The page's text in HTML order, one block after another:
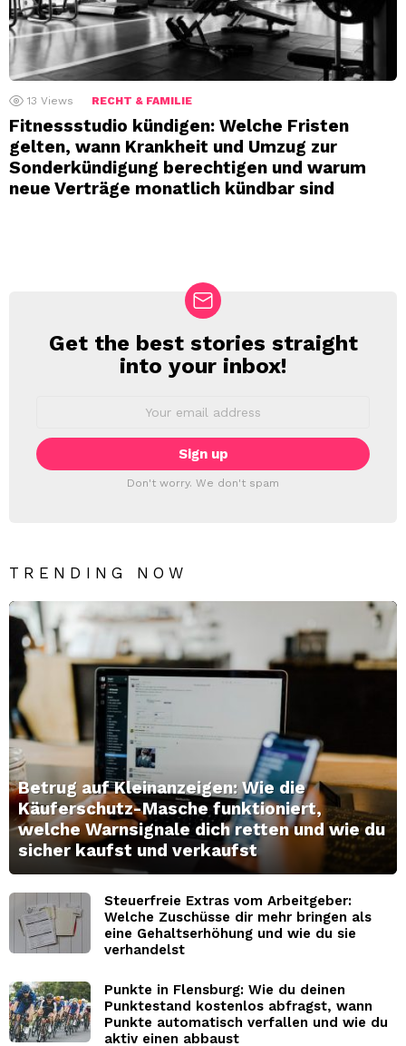
13 Views RECHT & FAMILIE
Fitnessstudio kündigen: Welche Fristen
gelten, wann Krankheit und Umzug zur
Sonderkündigung berechtigen und warum
neue Verträge monatlich kündbar sind
NEWSLETTER
Get the best stories straight
into your inbox!
Don't worry. We don't spam
TRENDING NOW
Betrug auf Kleinanzeigen: Wie die
Käuferschutz-Masche funktioniert,
welche Warnsignale dich retten und wie du
sicher kaufst und verkaufst
Steuerfreie Extras vom Arbeitgeber:
Welche Zuschüsse dir mehr bringen als
eine Gehaltserhöhung und wie du sie
verhandelst
Punkte in Flensburg: Wie du deinen
Punktestand kostenlos abfragst, wann
Punkte automatisch verfallen und wie du
aktiv einen abbaust